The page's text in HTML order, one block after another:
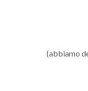
(abbiamo